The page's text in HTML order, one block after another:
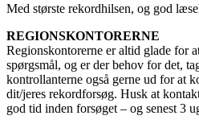
Med største rekordhilsen, og god
REGIONSKONTORERNE
Regionskontorerne er altid glade for
spørgsmål, og er der behov for det,
kontrollanterne også gerne ud for at
dit/jeres rekordforsøg. Husk at
god tid inden forsøget – og senest 3